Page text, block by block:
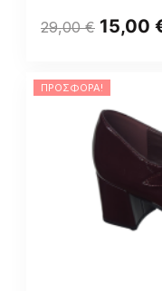
29,00€ 15,00
ΠΡΟΣΦΟΡΆ!